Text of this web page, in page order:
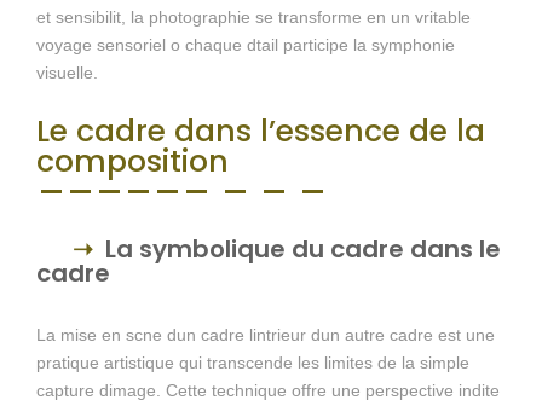
et sensibilit, la photographie se transforme en un vritable
voyage sensoriel o chaque dtail participe la symphonie
visuelle.
Le cadre dans l’essence de la
composition
La symbolique du cadre dans le
cadre
La mise en scne dun cadre lintrieur dun autre cadre est une
pratique artistique qui transcende les limites de la simple
capture dimage. Cette technique offre une perspective indite